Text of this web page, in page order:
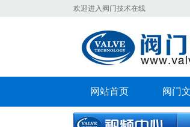
欢迎进入阀门技术在线
网站首页 阀门